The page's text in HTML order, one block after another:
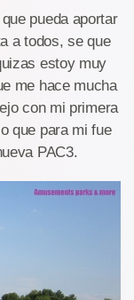
pueda aportar
a todos, se que
estoy muy
me hace mucha
con mi primera
que para mi fue
PAC3.